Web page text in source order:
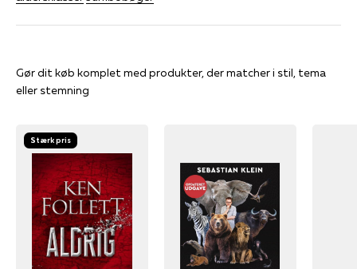
Gør dit køb komplet med produkter, der matcher i stil, tema
eller stemning
Stærk pris